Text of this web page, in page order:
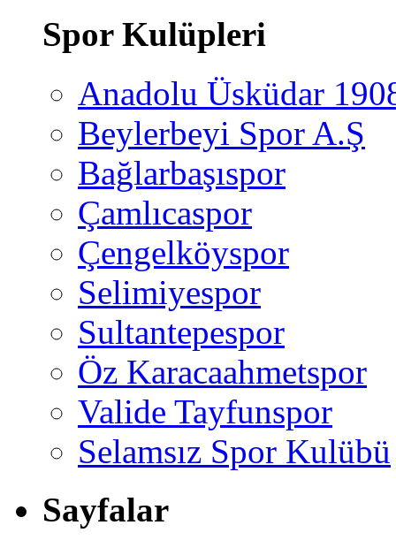
Spor Kulüpleri
Anadolu Üsküdar
Beylerbeyi Spor A.Ş
Bağlarbaşıspor
Çamlıcaspor
Çengelköyspor
Selimiyespor
Sultantepespor
Öz Karacaahmetspor
Valide Tayfunspor
Selamsız Spor Kulübü
Sayfalar